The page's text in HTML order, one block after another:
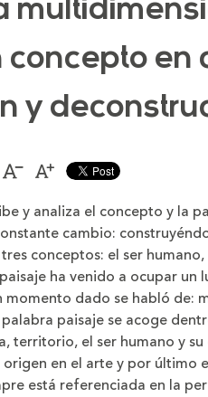
en
y
Aumentar
de
la
letra
Disminuir
de
la
letra
y analiza el concepto y la
cambio:
conceptos: el ser
ha venido a ocupar
momento dado se habló
paisaje se acoge
territorio, el ser humano y
en el arte y por último
está referenciada en la